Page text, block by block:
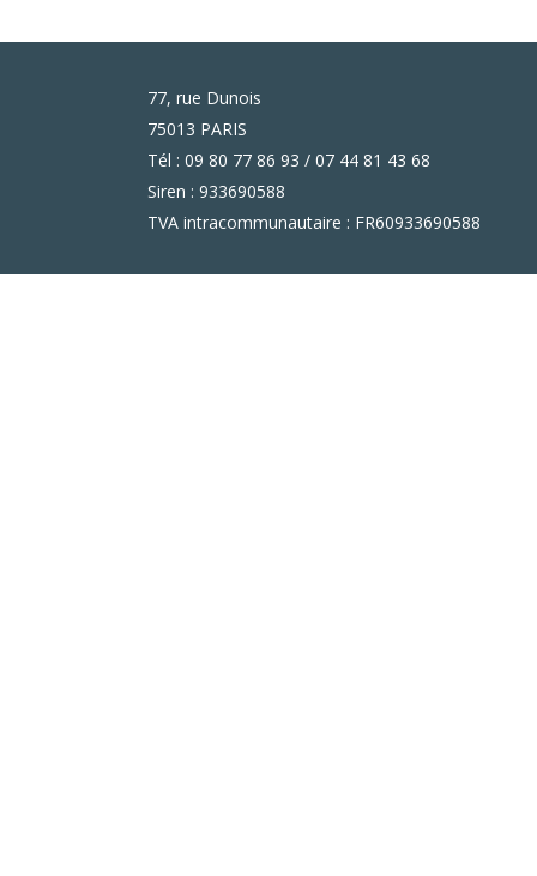
77, rue Dunois
75013 PARIS
Tél : 09 80 77 86 93 / 07 44 81 43 68
Siren : 933690588
TVA intracommunautaire : FR60933690588